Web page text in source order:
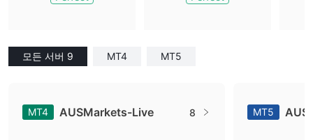
모든 서버 9 MT4 MT5
MT4 AUSMarkets-Live 8 MT5